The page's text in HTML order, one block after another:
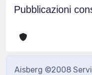
Pubblicazioni
Aisberg ©2008